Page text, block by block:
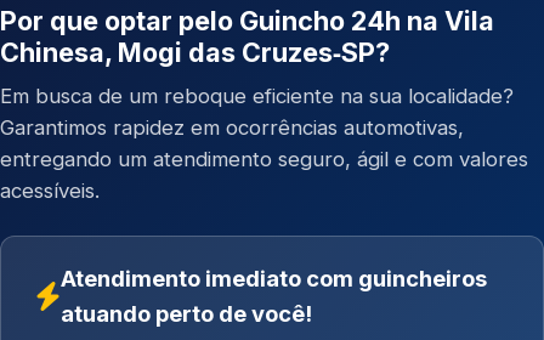
Por que optar pelo Guincho 24h na Vila
Chinesa, Mogi das Cruzes‑SP?
Em busca de um reboque eficiente na sua localidade?
Garantimos rapidez em ocorrências automotivas,
entregando um atendimento seguro, ágil e com valores
acessíveis.
Atendimento imediato com guincheiros
atuando perto de você!